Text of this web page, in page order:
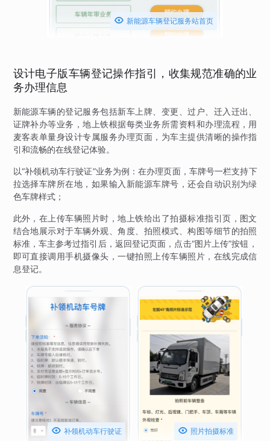
 新能源车辆登记服务站首页
设计电子版车辆登记操作指引，收集规范准确的业
务办理信息
新能源车辆的登记服务包括新车上牌、变更、过户、迁入迁出、
证牌补办等业务，地上铁根据每类业务所需资料和办理流程，用
麦客表单量身设计专属服务办理页面，为车主提供清晰的操作指
引和流畅的在线登记体验。
以“补领机动车行驶证”业务为例：在办理页面，车牌号一栏支持下
拉选择车牌所在地，如果输入新能源车牌号，还会自动识别为绿
色车牌样式；
此外，在上传车辆照片时，地上铁给出了拍摄标准指引页，图文
结合地展示对于车辆外观、角度、拍照模式、构图等细节的拍照
标准，车主参考过指引后，返回登记页面，点击“图片上传”按钮，
即可直接调用手机摄像头，一键拍照上传车辆照片，在线完成信
息登记。
 补领机动车行驶证  照片拍摄标准